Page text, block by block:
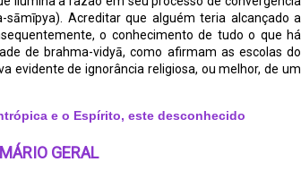
Acreditar que alguém teria alcançado a
o conhecimento de tudo o que há
de brahma-vidyā, como afirmam as escolas do
evidente de ignorância religiosa, ou melhor, de um
e o Espírito, este desconhecido
GERAL